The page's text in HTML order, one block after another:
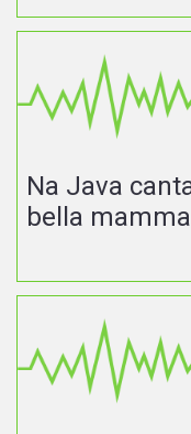
Na Java
bella mamma